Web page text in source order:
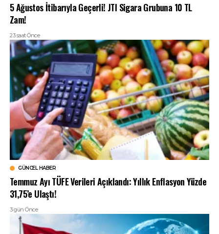
5 Ağustos İtibarıyla Geçerli! JTI Sigara Grubuna 10 TL
Zam!
23 saat Önce
GÜNCEL HABER
Temmuz Ayı TÜFE Verileri Açıklandı: Yıllık Enflasyon Yüzde
31,75’e Ulaştı!
3 gün Önce